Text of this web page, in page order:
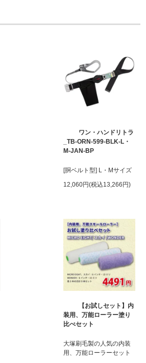
ワン・ハンドリトラ
_TB-ORN-599-BLK-L・
M-JAN-BP
[胴ベルト型] L・Mサイズ
12,060円(税込13,266円)
【お試しセット】内
装用、万能ローラー塗り
比べセット
大塚刷毛製の人気の内装
用、万能ローラーセット